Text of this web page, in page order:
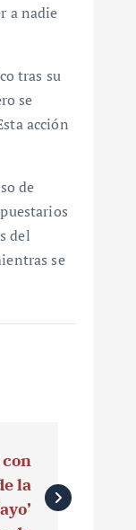
a nadie
tras su
se
acción
de
del
se
la